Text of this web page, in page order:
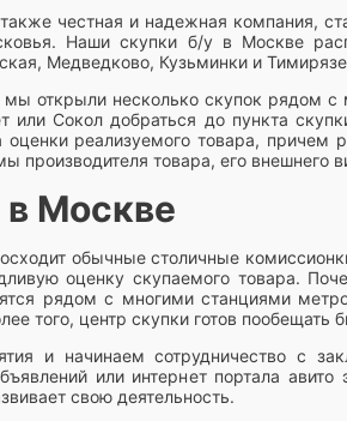
честная и надежная компания,
Наши скупки б/у в Москве
Медведково, Кузьминки и
открыли несколько скупок рядом
Сокол добраться до пункта
реализуемого товара,
товара, его внешнего
Москве
обычные столичные
оценку скупаемого товара.
рядом с многими станциями
того, центр скупки готов пообещать
и начинаем сотрудничество с
или интернет портала авито
свою деятельность.